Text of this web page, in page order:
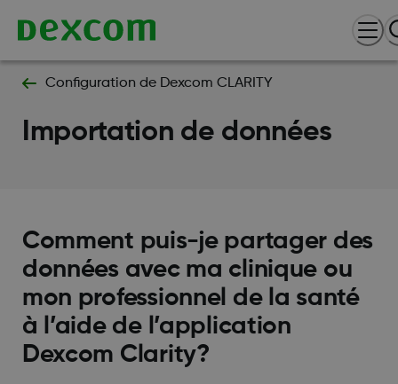
Configuration de Dexcom CLARITY
Importation de données
Comment puis-je partager des
données avec ma clinique ou
mon professionnel de la santé
à l’aide de l’application
Dexcom Clarity?